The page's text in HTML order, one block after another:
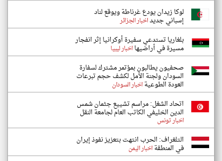
لوكا زيدان يودع غرناطة ويوقع لناد
إسباني جديداخبار الجزائر
بلغاريا تستدعي سفيرة أوكرانيا إثر انفجار
مسيرة في أراضيهااخبار ليبيا
صحفيون يطالبون بمؤتمر مشترك لسفارة
السودان ولجنة الأمل لكشف حجم تبرعات
العودة الطوعيةاخبار السودان
اتحاد الشغل: مراسم تشييع جثمان شمس
الدين الخليفي الكاتب العام لجامعة النقل
اخبار تونس
التلغراف: الحرب انتهت بتعزيز نفوذ إيران
في المنطقةاخبار اليمن